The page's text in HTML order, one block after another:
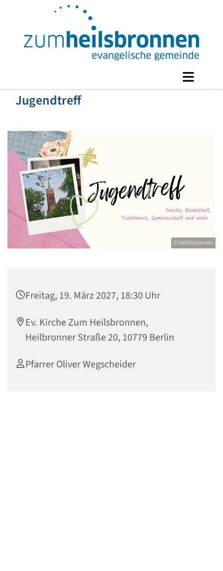
Jugendtreff
© Heilsbronnen
Freitag, 19. März 2027, 18:30 Uhr
Ev. Kirche Zum Heilsbronnen,
Heilbronner Straße 20, 10779 Berlin
Pfarrer Oliver Wegscheider